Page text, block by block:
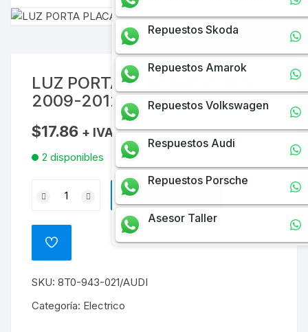
LUZ PORTA PLACA AUDI Q5
2009-2012
$17.86 + IVA
2 disponibles
PORTA
AUDI
2012
cantidad
AÑADIR AL CARRITO
ADD
SKU: 8T0-943-021/AUDI
Categoría: Electrico
Repuestos Skoda
Repuestos Amarok
Repuestos Volkswagen
Respuestos Audi
Repuestos Porsche
Asesor Taller